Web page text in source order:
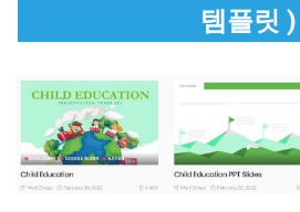
템플릿 )